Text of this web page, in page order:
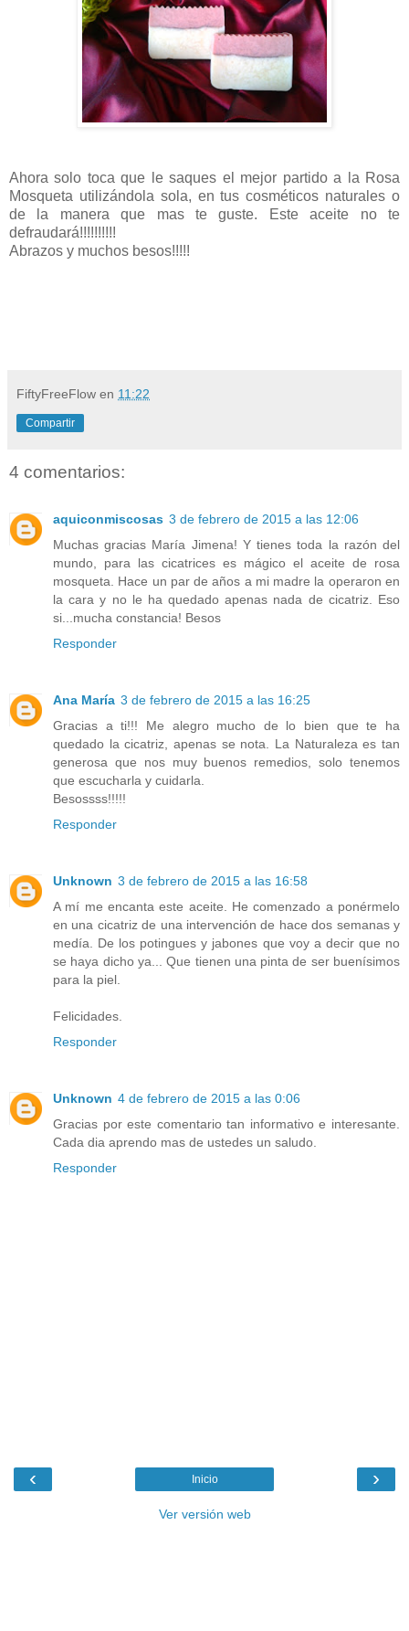
Ahora solo toca que le saques el mejor partido a la Rosa
Mosqueta utilizándola sola, en tus cosméticos naturales o
de la manera que mas te guste. Este aceite no te
defraudará!!!!!!!!!!
Abrazos y muchos besos!!!!!
FiftyFreeFlow en 11:22
Compartir
4 comentarios:
aquiconmiscosas 3 de febrero de 2015 a las 12:06
Muchas gracias María Jimena! Y tienes toda la razón del
mundo, para las cicatrices es mágico el aceite de rosa
mosqueta. Hace un par de años a mi madre la operaron en
la cara y no le ha quedado apenas nada de cicatriz. Eso
si...mucha constancia! Besos
Responder
Ana María 3 de febrero de 2015 a las 16:25
Gracias a ti!!! Me alegro mucho de lo bien que te ha
quedado la cicatriz, apenas se nota. La Naturaleza es tan
generosa que nos muy buenos remedios, solo tenemos
que escucharla y cuidarla.
Besossss!!!!!
Responder
Unknown 3 de febrero de 2015 a las 16:58
A mí me encanta este aceite. He comenzado a ponérmelo
en una cicatriz de una intervención de hace dos semanas y
medía. De los potingues y jabones que voy a decir que no
se haya dicho ya... Que tienen una pinta de ser buenísimos
para la piel.
Felicidades.
Responder
Unknown 4 de febrero de 2015 a las 0:06
Gracias por este comentario tan informativo e interesante.
Cada dia aprendo mas de ustedes un saludo.
Responder
‹ ›
Inicio
Ver versión web